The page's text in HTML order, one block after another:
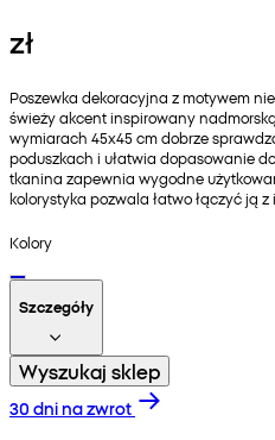
zł
Poszewka dekoracyjna z motywem
świeży akcent inspirowany
wymiarach 45x45 cm dobrze
poduszkach i ułatwia dopasowanie
tkanina zapewnia wygodne
kolorystyka pozwala łatwo łączyć ją
Kolory
Szczegóły
Wyszukaj sklep
30 dni na zwrot